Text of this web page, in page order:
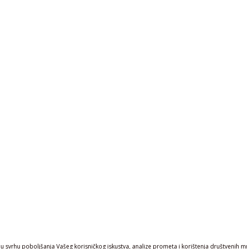
u svrhu poboljšanja Vašeg korisničkog iskustva, analize prometa i korištenja društvenih